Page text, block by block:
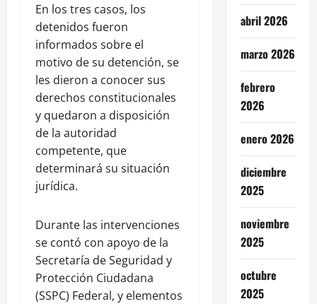
En los tres casos, los
detenidos fueron
informados sobre el
motivo de su detención, se
les dieron a conocer sus
derechos constitucionales
y quedaron a disposición
de la autoridad
competente, que
determinará su situación
jurídica.
Durante las intervenciones
se contó con apoyo de la
Secretaría de Seguridad y
Protección Ciudadana
(SSPC) Federal, y elementos
abril 2026
marzo 2026
febrero
2026
enero 2026
diciembre
2025
noviembre
2025
octubre
2025